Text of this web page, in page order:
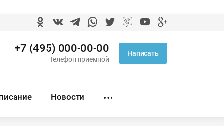
+7 (495) 000-00-00
Телефон приемной
Написать
Новости